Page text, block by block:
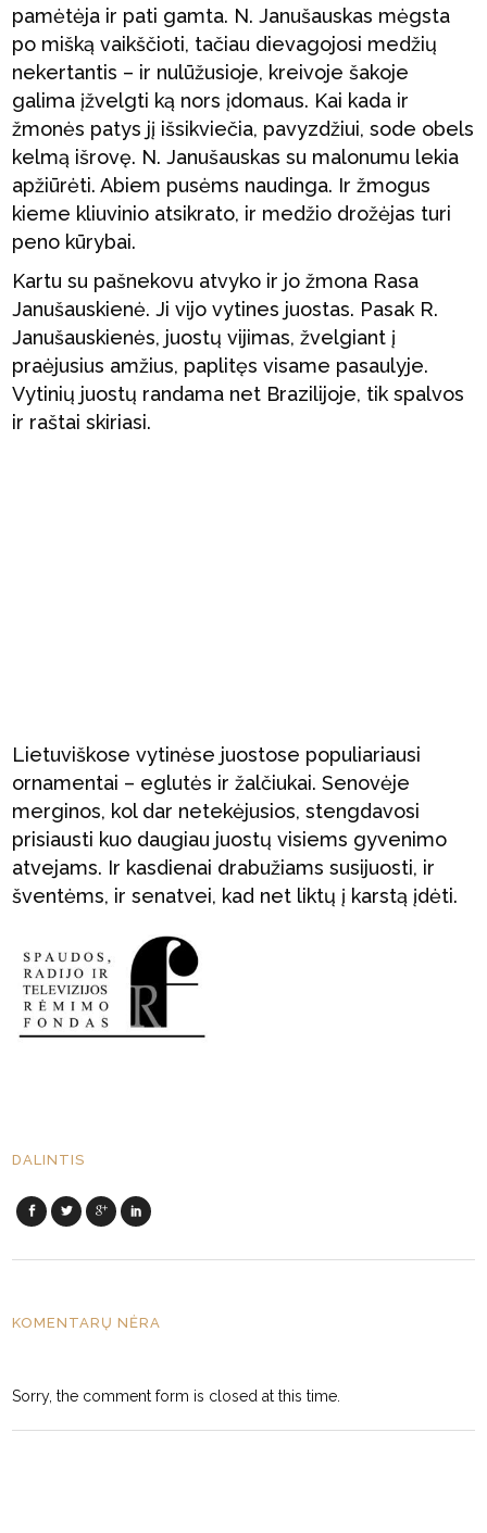
pamėtėja ir pati gamta. N. Janušauskas mėgsta
po mišką vaikščioti, tačiau dievagojosi medžių
nekertantis – ir nulūžusioje, kreivoje šakoje
galima įžvelgti ką nors įdomaus. Kai kada ir
žmonės patys jį išsikviečia, pavyzdžiui, sode obels
kelmą išrovę. N. Janušauskas su malonumu lekia
apžiūrėti. Abiem pusėms naudinga. Ir žmogus
kieme kliuvinio atsikrato, ir medžio drožėjas turi
peno kūrybai.
Kartu su pašnekovu atvyko ir jo žmona Rasa
Janušauskienė. Ji vijo vytines juostas. Pasak R.
Janušauskienės, juostų vijimas, žvelgiant į
praėjusius amžius, paplitęs visame pasaulyje.
Vytinių juostų randama net Brazilijoje, tik spalvos
ir raštai skiriasi.
Lietuviškose vytinėse juostose populiariausi
ornamentai – eglutės ir žalčiukai. Senovėje
merginos, kol dar netekėjusios, stengdavosi
prisiausti kuo daugiau juostų visiems gyvenimo
atvejams. Ir kasdienai drabužiams susijuosti, ir
šventėms, ir senatvei, kad net liktų į karstą įdėti.
DALINTIS
KOMENTARŲ NĖRA
Sorry, the comment form is closed at this time.